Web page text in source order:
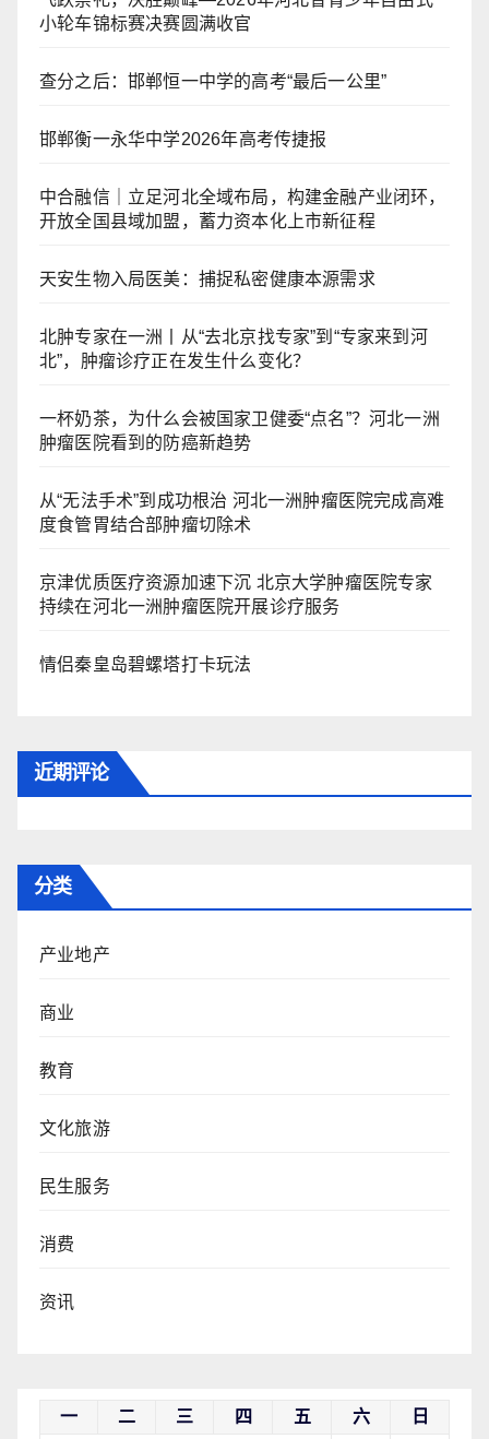
小轮车锦标赛决赛圆满收官
查分之后：邯郸恒一中学的高考“最后一公里”
邯郸衡一永华中学2026年高考传捷报
中合融信｜立足河北全域布局，构建金融产业闭环，
开放全国县域加盟，蓄力资本化上市新征程
天安生物入局医美：捕捉私密健康本源需求
北肿专家在一洲丨从“去北京找专家”到“专家来到河
北”，肿瘤诊疗正在发生什么变化？
一杯奶茶，为什么会被国家卫健委“点名”？河北一洲
肿瘤医院看到的防癌新趋势
从“无法手术”到成功根治 河北一洲肿瘤医院完成高难
度食管胃结合部肿瘤切除术
京津优质医疗资源加速下沉 北京大学肿瘤医院专家
持续在河北一洲肿瘤医院开展诊疗服务
情侣秦皇岛碧螺塔打卡玩法
近期评论
分类
产业地产
商业
教育
文化旅游
民生服务
消费
资讯
一 二 三 四 五 六 日